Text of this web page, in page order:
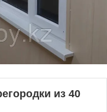
из 40